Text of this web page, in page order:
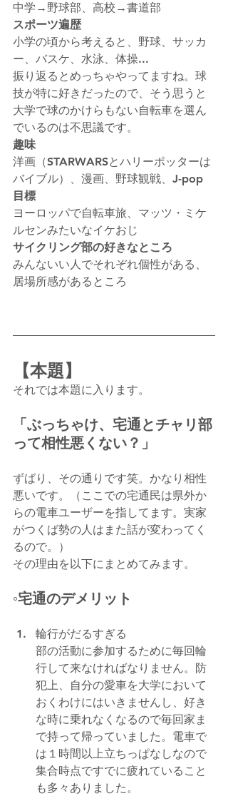
中学→野球部、高校→書道部
スポーツ遍歴
小学の頃から考えると、野球、サッカ
ー、バスケ、水泳、体操...
振り返るとめっちゃやってますね。球
技が特に好きだったので、そう思うと
大学で球のかけらもない自転車を選ん
でいるのは不思議です。
趣味
洋画（STARWARSとハリーポッターは
バイブル）、漫画、野球観戦、J-pop
目標
ヨーロッパで自転車旅、マッツ・ミケ
ルセンみたいなイケおじ
サイクリング部の好きなところ
みんないい人でそれぞれ個性がある、
居場所感があるところ
【本題】
それでは本題に入ります。
「ぶっちゃけ、宅通とチャリ部
って相性悪くない？」
ずばり、その通りです笑。かなり相性
悪いです。（ここでの宅通民は県外か
らの電車ユーザーを指してます。実家
がつくば勢の人はまた話が変わってく
るので。）
その理由を以下にまとめてみます。
◦宅通のデメリット
輪行がだるすぎる
部の活動に参加するために毎回輪
行して来なければなりません。防
犯上、自分の愛車を大学において
おくわけにはいきませんし、好き
な時に乗れなくなるので毎回家ま
で持って帰っていました。電車で
は１時間以上立ちっぱなしなので
集合時点ですでに疲れていること
も多々ありました。